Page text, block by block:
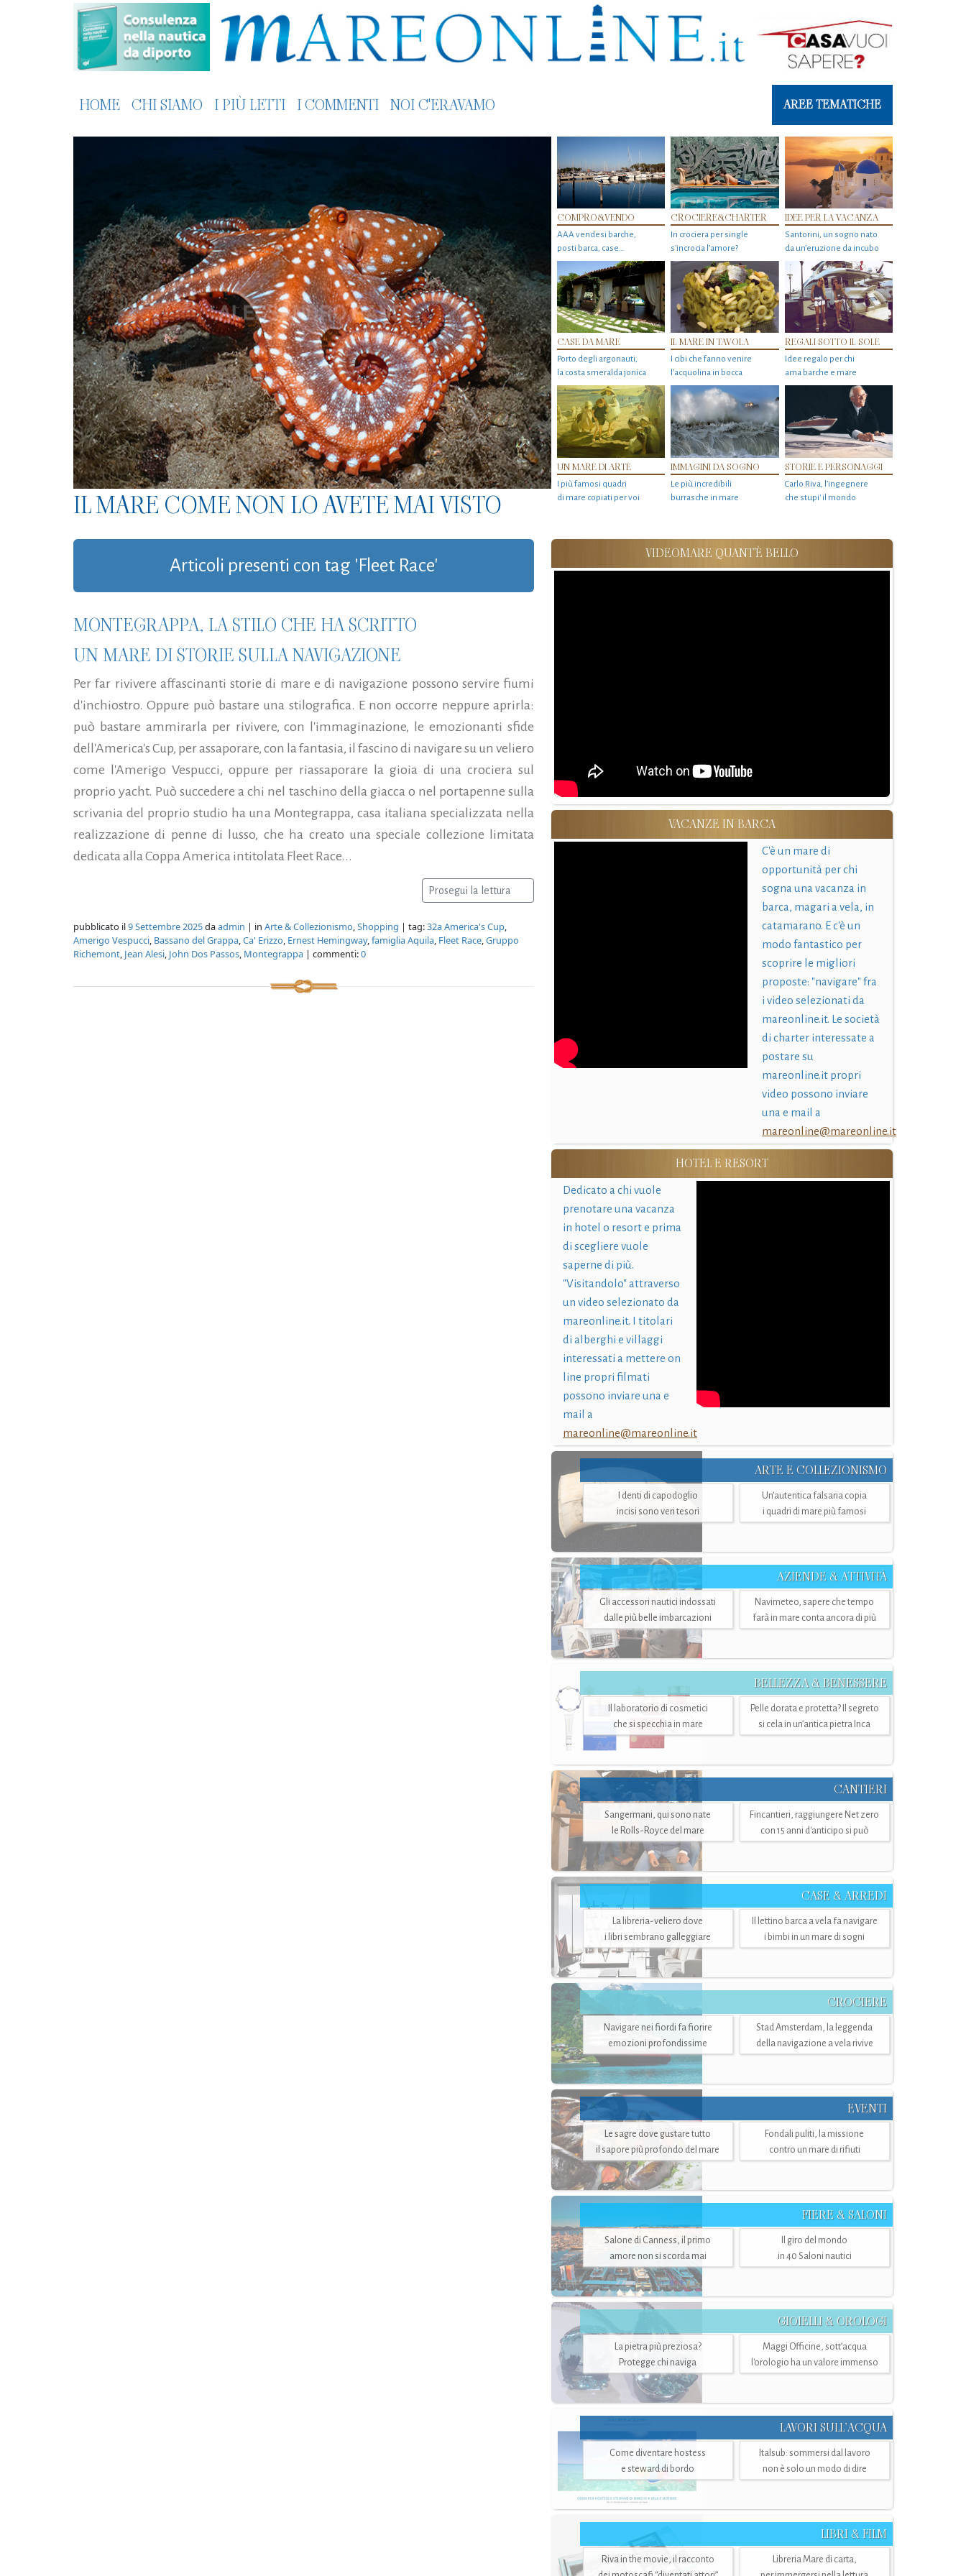
HOME CHI SIAMO I PIÙ LETTI I COMMENTI NOI C'ERAVAMO AREE TEMATICHE
IL MARE COME NON LO AVETE MAI VISTO
COMPRO&VENDO
AAA vendesi barche,
posti barca, case…
CROCIERE&CHARTER
In crociera per single
s'incrocia l’amore?
IDEE PER LA VACANZA
Santorini, un sogno nato
da un’eruzione da incubo
CASE DA MARE
Porto degli argonauti,
la costa smeralda jonica
IL MARE IN TAVOLA
I cibi che fanno venire
l’acquolina in bocca
REGALI SOTTO IL SOLE
Idee regalo per chi
ama barche e mare
UN MARE DI ARTE
I più famosi quadri
di mare copiati per voi
IMMAGINI DA SOGNO
Le più incredibili
burrasche in mare
STORIE E PERSONAGGI
Carlo Riva, l’ingegnere
che stupi' il mondo
Articoli presenti con tag 'Fleet Race'
MONTEGRAPPA, LA STILO CHE HA SCRITTO
UN MARE DI STORIE SULLA NAVIGAZIONE
Per far rivivere affascinanti storie di mare e di navigazione possono servire fiumi
d'inchiostro. Oppure può bastare una stilografica. E non occorre neppure aprirla:
può bastare ammirarla per rivivere, con l'immaginazione, le emozionanti sfide
dell'America's Cup, per assaporare, con la fantasia, il fascino di navigare su un veliero
come l'Amerigo Vespucci, oppure per riassaporare la gioia di una crociera sul
proprio yacht. Può succedere a chi nel taschino della giacca o nel portapenne sulla
scrivania del proprio studio ha una Montegrappa, casa italiana specializzata nella
realizzazione di penne di lusso, che ha creato una speciale collezione limitata
dedicata alla Coppa America intitolata Fleet Race...
Prosegui la lettura
pubblicato il9 Settembre 2025daadmin | in Arte & Collezionismo,Shopping | tag:32a America's Cup,
Amerigo Vespucci, Bassano del Grappa,Ca' Erizzo, Ernest Hemingway,famiglia Aquila, Fleet Race,Gruppo
Richemont, Jean Alesi, John Dos Passos, Montegrappa | commenti:0
VIDEOMARE QUANT'È BELLO
VACANZE IN BARCA
C'è un mare di
opportunità per chi
sogna una vacanza in
barca, magari a vela, in
catamarano. E c'è un
modo fantastico per
scoprire le migliori
proposte: "navigare" fra
i video selezionati da
mareonline.it. Le società
di charter interessate a
postare su
mareonline.it propri
video possono inviare
una e mail a
mareonline@mareonline.it
HOTEL E RESORT
Dedicato a chi vuole
prenotare una vacanza
in hotel o resort e prima
di scegliere vuole
saperne di più.
"Visitandolo" attraverso
un video selezionato da
mareonline.it. I titolari
di alberghi e villaggi
interessati a mettere on
line propri filmati
possono inviare una e
mail a
mareonline@mareonline.it
ARTE E COLLEZIONISMO
I denti di capodoglio
incisi sono veri tesori
Un’autentica falsaria copia
i quadri di mare più famosi
AZIENDE & ATTIVITÀ
Gli accessori nautici indossati
dalle più belle imbarcazioni
Navimeteo, sapere che tempo
farà in mare conta ancora di più
BELLEZZA & BENESSERE
Il laboratorio di cosmetici
che si specchia in mare
Pelle dorata e protetta? Il segreto
si cela in un’antica pietra Inca
CANTIERI
Sangermani, qui sono nate
le Rolls-Royce del mare
Fincantieri, raggiungere Net zero
con 15 anni d'anticipo si può
CASE & ARREDI
La libreria-veliero dove
i libri sembrano galleggiare
Il lettino barca a vela fa navigare
i bimbi in un mare di sogni
CROCIERE
Navigare nei fiordi fa fiorire
emozioni profondissime
Stad Amsterdam, la leggenda
della navigazione a vela rivive
EVENTI
Le sagre dove gustare tutto
il sapore più profondo del mare
Fondali puliti, la missione
contro un mare di rifiuti
FIERE & SALONI
Salone di Canness, il primo
amore non si scorda mai
Il giro del mondo
in 40 Saloni nautici
GIOIELLI & OROLOGI
La pietra più preziosa?
Protegge chi naviga
Maggi Officine, sott’acqua
l'orologio ha un valore immenso
LAVORI SULL’ACQUA
Come diventare hostess
e steward di bordo
Italsub: sommersi dal lavoro
non è solo un modo di dire
LIBRI & FILM
Riva in the movie, il racconto
Libreria Mare di carta,